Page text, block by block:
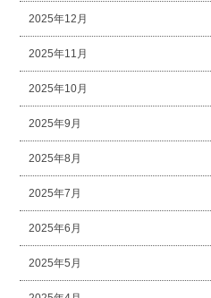
2025年12月
2025年11月
2025年10月
2025年9月
2025年8月
2025年7月
2025年6月
2025年5月